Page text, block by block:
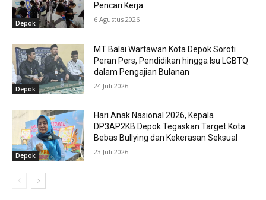
Depok
Pencari Kerja
6 Agustus 2026
Depok
MT Balai Wartawan Kota Depok Soroti
Peran Pers, Pendidikan hingga Isu LGBTQ
dalam Pengajian Bulanan
24 Juli 2026
Depok
Hari Anak Nasional 2026, Kepala
DP3AP2KB Depok Tegaskan Target Kota
Bebas Bullying dan Kekerasan Seksual
23 Juli 2026